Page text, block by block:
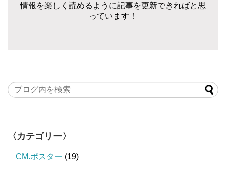
情報を楽しく読めるように記事を更新できればと思
っています！
〈カテゴリー〉
CM.ポスター (19)